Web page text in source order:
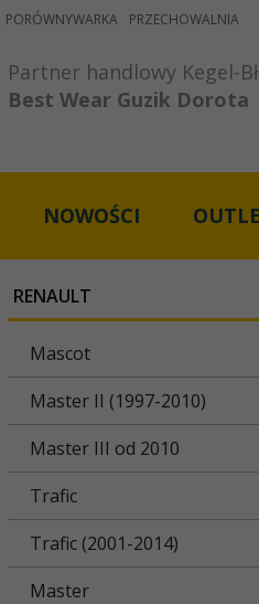
PORÓWNYWARKA PRZECHOWALNIA
Partner handlowy Kegel-
Best Wear Guzik Dorota
NOWOŚCI
RENAULT
Mascot
Master II (1997-2010)
Master III od 2010
Trafic
Trafic (2001-2014)
Master